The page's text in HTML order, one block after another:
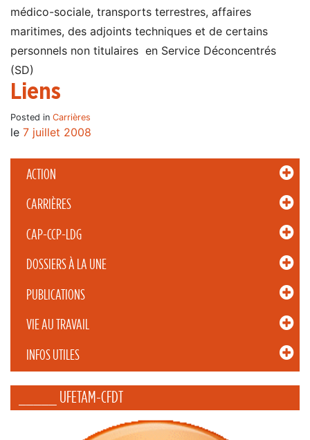
ACTION
CARRIÈRES
CAP-CCP-LDG
DOSSIERS À LA UNE
PUBLICATIONS
VIE AU TRAVAIL
INFOS UTILES
_____ UFETAM-CFDT
médico-sociale, transports terrestres, affaires
maritimes, des adjoints techniques et de certains
personnels non titulaires en Service Déconcentrés
(SD)
Liens
Posted in Carrières
le 7 juillet 2008